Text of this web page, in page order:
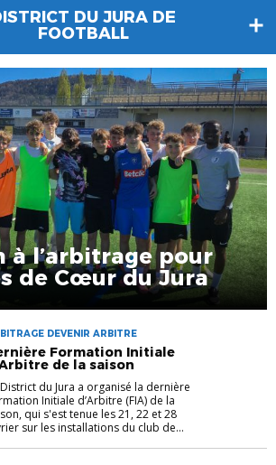
DU JURA DE
FOOTBALL
l’arbitrage pour
de Cœur du Jura
DEVENIR ARBITRE
Formation Initiale
de la saison
du Jura a organisé la dernière
Initiale d’Arbitre (FIA) de la
qui s'est tenue les 21, 22 et 28
sur les installations du club de...